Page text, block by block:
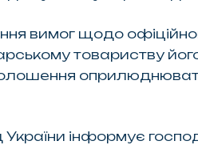
вимог щодо
товариству
інформує